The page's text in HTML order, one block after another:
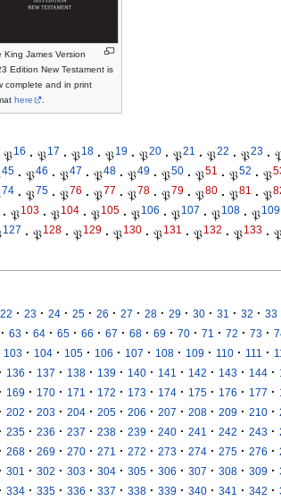
King James Version
Edition New Testament is
complete and in print
here .
𝔓16 · 𝔓17 · 𝔓18 · 𝔓19 · 𝔓20 · 𝔓21 · 𝔓22 · 𝔓23 ·
45 · 𝔓46 · 𝔓47 · 𝔓48 · 𝔓49 · 𝔓50 · 𝔓51 · 𝔓52 · 𝔓
74 · 𝔓75 · 𝔓76 · 𝔓77 · 𝔓78 · 𝔓79 · 𝔓80 · 𝔓81 · 𝔓
· 𝔓103 · 𝔓104 · 𝔓105 · 𝔓106 · 𝔓107 · 𝔓108 · 𝔓109
127 · 𝔓128 · 𝔓129 · 𝔓130 · 𝔓131 · 𝔓132 · 𝔓133 ·
22 · 23 · 24 · 25 · 26 · 27 · 28 · 29 · 30 · 31 · 32 · 33
· 63 · 64 · 65 · 66 · 67 · 68 · 69 · 70 · 71 · 72 · 73 ·
103 · 104 · 105 · 106 · 107 · 108 · 109 · 110 · 111 ·
· 136 · 137 · 138 · 139 · 140 · 141 · 142 · 143 · 144 ·
· 169 · 170 · 171 · 172 · 173 · 174 · 175 · 176 · 177 ·
· 202 · 203 · 204 · 205 · 206 · 207 · 208 · 209 · 210 ·
· 235 · 236 · 237 · 238 · 239 · 240 · 241 · 242 · 243 ·
· 268 · 269 · 270 · 271 · 272 · 273 · 274 · 275 · 276 ·
· 301 · 302 · 303 · 304 · 305 · 306 · 307 · 308 · 309 ·
· 334 · 335 · 336 · 337 · 338 · 339 · 340 · 341 · 342 ·